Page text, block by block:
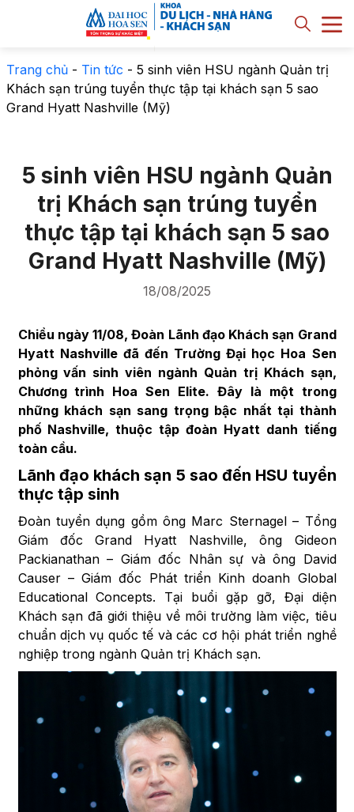
Trang chủ - Tin tức - 5 sinh viên HSU ngành Quản trị
Khách sạn trúng tuyển thực tập tại khách sạn 5 sao
Grand Hyatt Nashville (Mỹ)
5 sinh viên HSU ngành Quản
trị Khách sạn trúng tuyển
thực tập tại khách sạn 5 sao
Grand Hyatt Nashville (Mỹ)
18/08/2025
Chiều ngày 11/08, Đoàn Lãnh đạo Khách sạn Grand
Hyatt Nashville đã đến Trường Đại học Hoa Sen
phỏng vấn sinh viên ngành Quản trị Khách sạn,
Chương trình Hoa Sen Elite. Đây là một trong
những khách sạn sang trọng bậc nhất tại thành
phố Nashville, thuộc tập đoàn Hyatt danh tiếng
toàn cầu.
Lãnh đạo khách sạn 5 sao đến HSU tuyển
thực tập sinh
Đoàn tuyển dụng gồm ông Marc Sternagel – Tổng
Giám đốc Grand Hyatt Nashville, ông Gideon
Packianathan – Giám đốc Nhân sự và ông David
Causer – Giám đốc Phát triển Kinh doanh Global
Educational Concepts. Tại buổi gặp gỡ, Đại diện
Khách sạn đã giới thiệu về môi trường làm việc, tiêu
chuẩn dịch vụ quốc tế và các cơ hội phát triển nghề
nghiệp trong ngành Quản trị Khách sạn.